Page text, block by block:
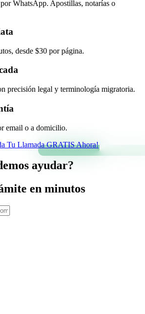
WhatsApp. Apostillas, notarías o
desde $30 por página.
precisión legal y terminología migratoria.
email o a domicilio.
Tu Llamada GRATIS Ahora!
ayudar?
en minutos